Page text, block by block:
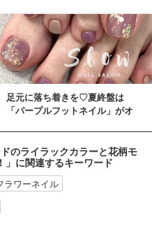
足元に落ち着きを♡夏終盤は
「パープルフットネイル」がオ
のライラックカラーと花柄モ
に関連するキーワード
ラワーネイル